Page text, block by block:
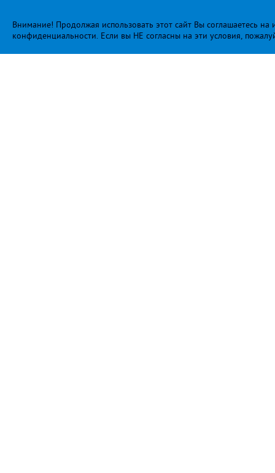
Внимание! Продолжая использовать этот сайт Вы соглашаетесь
конфиденциальности. Если вы НЕ согласны на эти условия,